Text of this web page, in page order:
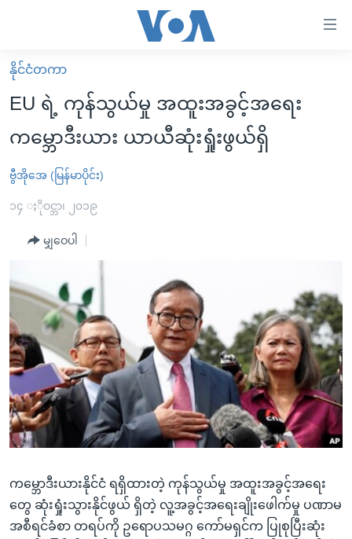
လွယ်ကူ
စေ
များ
ပင်မ
ကြည့်
ရန်
ပင်မ
အ
ညွန်း
စာမျက်နှာ
သို့
ကျော်
ရန်
ရှာဖွေ
ရန်
မူလစာမျက်နှာ
မြန်မာ
ကမ္ဘာ့သတင်းများ
နိုင်ငံတကာ
အစ္စရေး-ပါလက်စတိုင်း
ဗွီဒီယို
အင်္ဂလိပ်စာလေ့လာမယ်
အမေရိကန်သုံးအီဒီယံ
မကြေးမုံရဲ့ အင်္ဂလိပ်စာ
ရုပ်ရှင်ထဲက အင်္ဂလိပ်စာ
သုတပဒေသာ အင်္ဂလိပ်စာ
အပတ်စဉ်ကဏ္ဍများ
ရေဒီယို
တီဗွီ
ရေဒီယိုနှင့်ရုပ်သံ အချက်အလက်များ
ရေဒီယို/တီဗွီအစီအစဉ်
Learning English
ဗွီအိုအေ လူမှုကွန်ယက်များ
ဘာသာစကားများ
နိုင်ငံတကာ
EU ရဲ့ ကုန်သွယ်မှု အထူးအခွင့်အရေး
ကမ္ဘောဒီးယား ယာယီဆုံးရှုံးဖွယ်ရှိ
ဗွီအိုအေ (မြန်မာပိုင်း)
၁၄ ႏိုဝင္ဘာ၊ ၂၀၁၉
မျှဝေပါ
ကမ္ဘောဒီးယားနိုင်ငံ ရရှိထားတဲ့ ကုန်သွယ်မှု အထူးအခွင့်အရေး
တွေ ဆုံးရှုံးသွားနိုင်ဖွယ် ရှိတဲ့ လူ့အခွင့်အရေးချိုးဖေါက်မှု ပဏာမ
အစီရင်ခံစာ တရပ်ကို ဥရောပသမဂ္ဂ ကော်မရှင်က ပြုစုပြီးဆုံး